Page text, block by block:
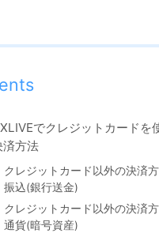
でクレジットカードを
済方法
クレジットカード以外の決済
振込(銀行送金)
クレジットカード以外の決済
通貨(暗号資産)